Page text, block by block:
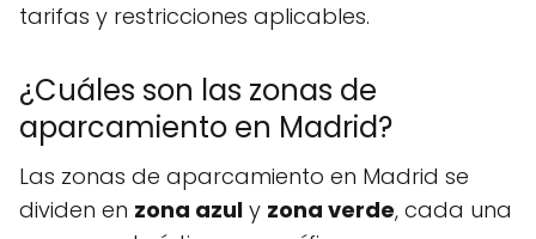
tarifas y restricciones aplicables.
¿Cuáles son las zonas de
aparcamiento en Madrid?
Las zonas de aparcamiento en Madrid se
dividen en zona azul y zona verde, cada una